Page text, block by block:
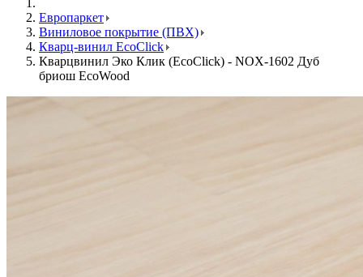
Европаркет
Виниловое покрытие (ПВХ)
Кварц-винил EcoClick
Кварцвинил Эко Клик (EcoClick) - NOX-1602 Дуб
бриош EcoWood